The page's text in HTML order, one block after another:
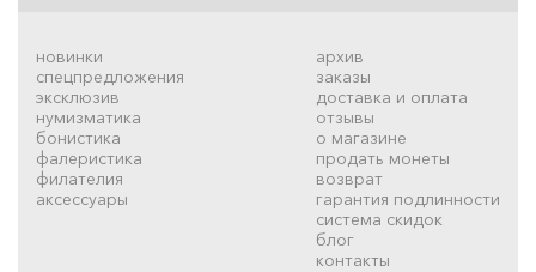
новинки
спецпредложения
эксклюзив
нумизматика
бонистика
фалеристика
филателия
аксессуары
архив
заказы
доставка и оплата
отзывы
о магазине
продать монеты
возврат
гарантия подлинности
система скидок
блог
контакты